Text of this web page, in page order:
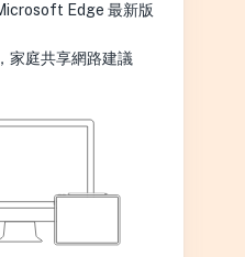
Edge 最新版
家庭共享網路建議